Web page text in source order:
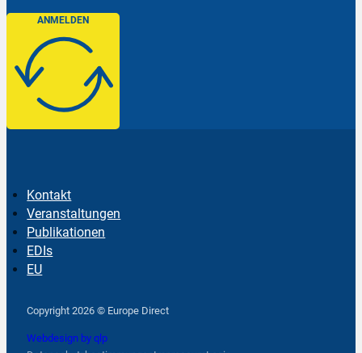
ANMELDEN
Kontakt
Veranstaltungen
Publikationen
EDIs
EU
Copyright 2026 © Europe Direct
Webdesign by qlp